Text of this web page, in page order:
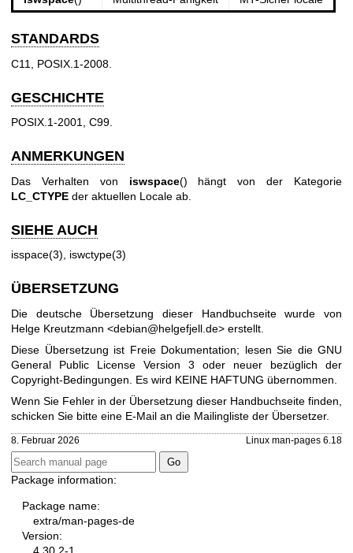
STANDARDS
C11, POSIX.1-2008.
GESCHICHTE
POSIX.1-2001, C99.
ANMERKUNGEN
Das Verhalten von iswspace() hängt von der Kategorie
LC_CTYPE der aktuellen Locale ab.
SIEHE AUCH
isspace(3) iswctype(3)
ÜBERSETZUNG
Die deutsche Übersetzung dieser Handbuchseite wurde von
Helge Kreutzmann <debian@helgefjell.de> erstellt.
Diese Übersetzung ist Freie Dokumentation; lesen Sie die GNU
General Public License Version 3 oder neuer bezüglich der
Copyright-Bedingungen. Es wird KEINE HAFTUNG übernommen.
Wenn Sie Fehler in der Übersetzung dieser Handbuchseite finden,
schicken Sie bitte eine E-Mail an die Mailingliste der Übersetzer.
8. Februar 2026 Linux man-pages 6.18
Package information:
Package name:
extra/man-pages-de
Version: